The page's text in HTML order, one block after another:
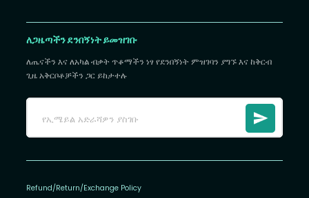
ለጋዜጣችን ደንበኝነት ይመዝገቡ
ለጤናችን እና ለአካል ብቃት ጥቆማችን ነፃ የደንበኝነት ምዝገባን ያግኙ እና ከቅርብ
ጊዜ አቅርቦቶቻችን ጋር ይከታተሉ
Refund/Return/Exchange Policy